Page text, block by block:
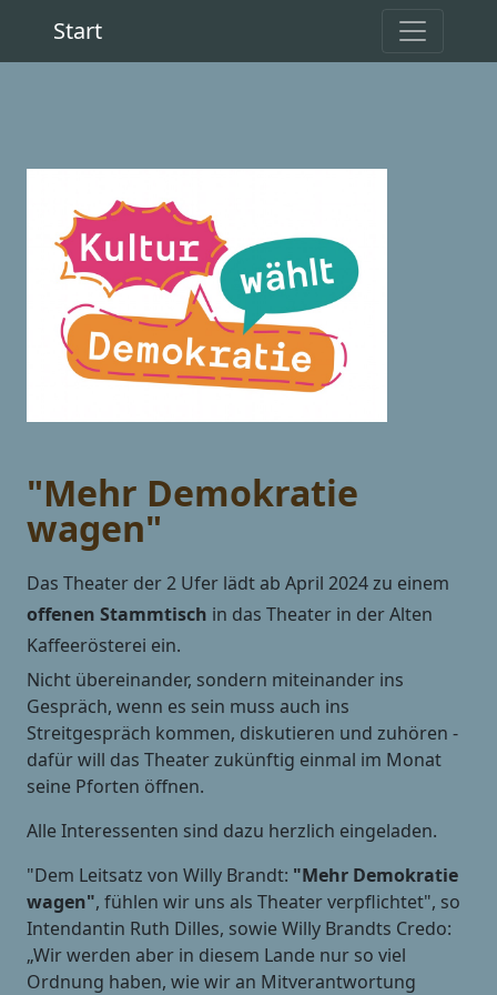
Start
"Mehr Demokratie
wagen"
Das Theater der 2 Ufer lädt ab April 2024 zu einem
offenen Stammtisch in das Theater in der Alten
Kaffeerösterei ein.
Nicht übereinander, sondern miteinander ins
Gespräch, wenn es sein muss auch ins
Streitgespräch kommen, diskutieren und zuhören -
dafür will das Theater zukünftig einmal im Monat
seine Pforten öffnen.
Alle Interessenten sind dazu herzlich eingeladen.
"Dem Leitsatz von Willy Brandt: "Mehr Demokratie
wagen", fühlen wir uns als Theater verpflichtet", so
Intendantin Ruth Dilles, sowie Willy Brandts Credo:
„Wir werden aber in diesem Lande nur so viel
Ordnung haben, wie wir an Mitverantwortung